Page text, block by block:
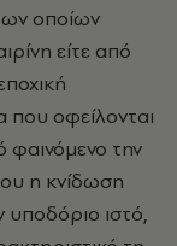
οποίων
είτε από
που οφείλονται
φαινόμενο την
η κνίδωση
υποδόριο ιστό,